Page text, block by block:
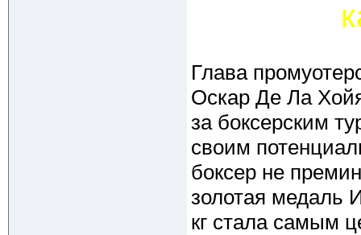
Глава
Оскар Де Ла
за боксерским
своим
боксер не
золотая медаль
кг стала самым